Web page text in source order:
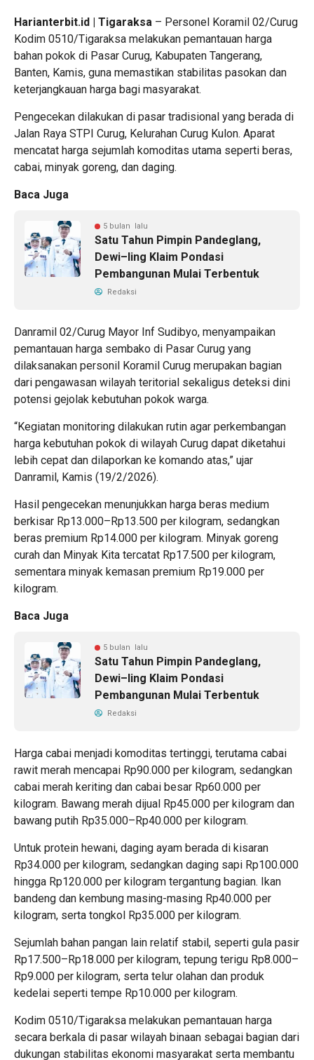
Harianterbit.id | Tigaraksa – Personel Koramil 02/Curug
Kodim 0510/Tigaraksa melakukan pemantauan harga
bahan pokok di Pasar Curug, Kabupaten Tangerang,
Banten, Kamis, guna memastikan stabilitas pasokan dan
keterjangkauan harga bagi masyarakat.
Pengecekan dilakukan di pasar tradisional yang berada di
Jalan Raya STPI Curug, Kelurahan Curug Kulon. Aparat
mencatat harga sejumlah komoditas utama seperti beras,
cabai, minyak goreng, dan daging.
Baca Juga
5 bulan lalu
Satu Tahun Pimpin Pandeglang,
Dewi–Iing Klaim Pondasi
Pembangunan Mulai Terbentuk
Redaksi
Danramil 02/Curug Mayor Inf Sudibyo, menyampaikan
pemantauan harga sembako di Pasar Curug yang
dilaksanakan personil Koramil Curug merupakan bagian
dari pengawasan wilayah teritorial sekaligus deteksi dini
potensi gejolak kebutuhan pokok warga.
“Kegiatan monitoring dilakukan rutin agar perkembangan
harga kebutuhan pokok di wilayah Curug dapat diketahui
lebih cepat dan dilaporkan ke komando atas,” ujar
Danramil, Kamis (19/2/2026).
Hasil pengecekan menunjukkan harga beras medium
berkisar Rp13.000–Rp13.500 per kilogram, sedangkan
beras premium Rp14.000 per kilogram. Minyak goreng
curah dan Minyak Kita tercatat Rp17.500 per kilogram,
sementara minyak kemasan premium Rp19.000 per
kilogram.
Baca Juga
5 bulan lalu
Satu Tahun Pimpin Pandeglang,
Dewi–Iing Klaim Pondasi
Pembangunan Mulai Terbentuk
Redaksi
Harga cabai menjadi komoditas tertinggi, terutama cabai
rawit merah mencapai Rp90.000 per kilogram, sedangkan
cabai merah keriting dan cabai besar Rp60.000 per
kilogram. Bawang merah dijual Rp45.000 per kilogram dan
bawang putih Rp35.000–Rp40.000 per kilogram.
Untuk protein hewani, daging ayam berada di kisaran
Rp34.000 per kilogram, sedangkan daging sapi Rp100.000
hingga Rp120.000 per kilogram tergantung bagian. Ikan
bandeng dan kembung masing-masing Rp40.000 per
kilogram, serta tongkol Rp35.000 per kilogram.
Sejumlah bahan pangan lain relatif stabil, seperti gula pasir
Rp17.500–Rp18.000 per kilogram, tepung terigu Rp8.000–
Rp9.000 per kilogram, serta telur olahan dan produk
kedelai seperti tempe Rp10.000 per kilogram.
Kodim 0510/Tigaraksa melakukan pemantauan harga
secara berkala di pasar wilayah binaan sebagai bagian dari
dukungan stabilitas ekonomi masyarakat serta membantu